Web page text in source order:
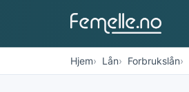
Hjem Lån Forbrukslån